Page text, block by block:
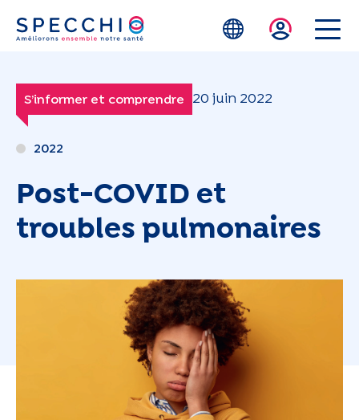
Skip to main content
S’informer et comprendre 20 juin 2022
2022
Post-COVID et
troubles pulmonaires